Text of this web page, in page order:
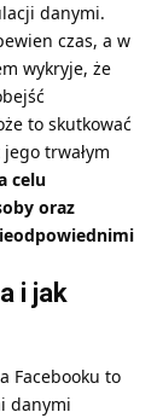
danymi.
czas, a w
wykryje, że
to skutkować
trwałym
celu
oraz
i jak
Facebooku to
danymi